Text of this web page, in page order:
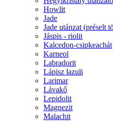
Howlit
Jade
Jade utánzat (préselt
Jáspis - riolit
Kalcedon-csipkeachát
Karneol
Labradorit
Lápisz lazuli
Larimar
Lávakő
Lepidolit
Magnezit
Malachit